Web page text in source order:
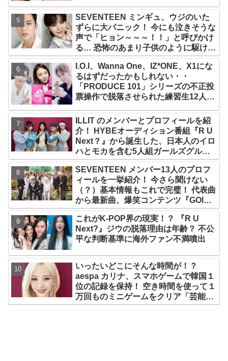
SEVENTEEN ミンギュ、ウジのいた
ずらに大パニック！ 今にも泣きそうな
声で「ヒョン～～～！！」と呼びかけ
る… 恐怖のあまり子供のように駆け出
す姿がかわいい
I.O.I、Wanna One、IZ*ONE、X1にな
るはずだったかもしれない・・
「PRODUCE 101」シリーズの不正投
票操作で脱落させられた練習生12人の
ILLIT のメンバーとプロフィールを紹
介！ HYBEオーディション番組『R U
Next？』から誕生した、日本人のイロ
ハとモカを含む5人組ガールズグルー
プ！ デビュー曲「Magnetic」がいき
なりの大ヒット
SEVENTEEN メンバー13人のプロフ
ィールを一挙紹介！ 今さら聞けない
（？）基本情報もこれで完璧！ 代表曲
から最新曲、爆笑コンテンツ『GOING
SEVENTEEN』まで・・VERY NICE
な魅力が満載
これがK-POP界の現実！？ 『R U
Next?』ジウの脱落理由は年齢？ 不公
平な判断基準に海外ファン不満噴出
いったいどこにそんな時間が！？
aespa カリナ、スマホゲームで韓国１
位の記録を保持！ 空き時間を使って１
万回ものミニゲームをクリア「芸能人
たちが時間がないと言っているのは全